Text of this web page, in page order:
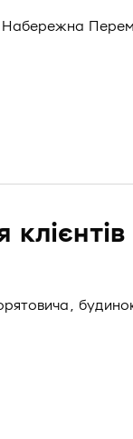
Набережна
клієнтів